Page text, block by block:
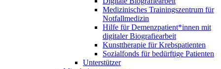
Medizinisches Trainingszentrum für
Notfallmedizin
Hilfe für Demenzpatient*innen mit
digitaler Biografiearbeit
Kunsttherapie für Krebspatienten
Sozialfonds für bedürftige Patienten
Unterstützer